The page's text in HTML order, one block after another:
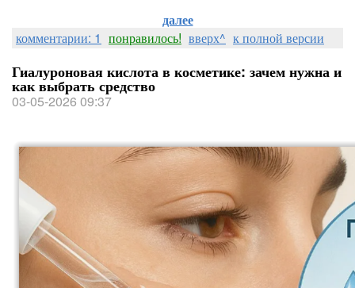
далее
комментарии: 1 понравилось! вверх^ к полной версии
Гиалуроновая кислота в косметике: зачем нужна и
как выбрать средство
03-05-2026 09:37